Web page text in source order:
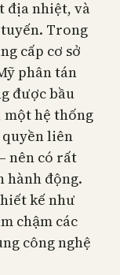
địa nhiệt, và
Trong
cấp cơ sở
phân tán
được bầu
hệ thống
quyền liên
nên có rất
hành động.
kế như
chậm các
công nghệ